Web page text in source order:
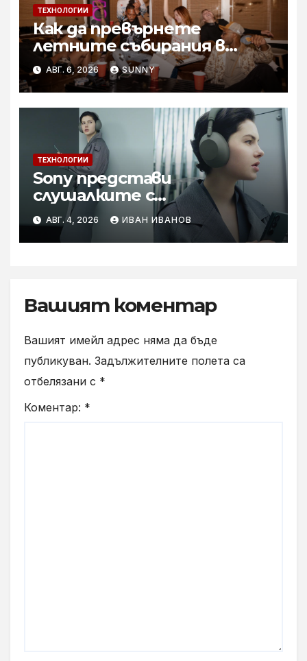
ТЕХНОЛОГИИ
Как да превърнете
летните събирания в
купон с караоке система
АВГ. 6, 2026 SUNNY
ТЕХНОЛОГИИ
Sony представи
слушалките с
шумопотискане WH-
1000XM6 в нов цвят „Olive
Gray“
АВГ. 4, 2026 ИВАН ИВАНОВ
Вашият коментар
Вашият имейл адрес няма да бъде
публикуван. Задължителните полета са
отбелязани с *
Коментар: *